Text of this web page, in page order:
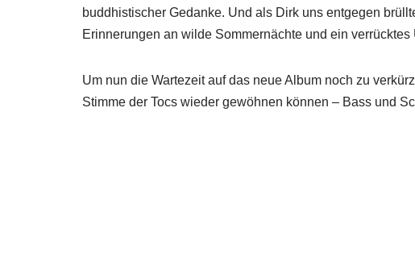
buddhistischer Gedanke. Und als Dirk uns entgegen
Erinnerungen an wilde Sommernächte und ein verrücktes
Um nun die Wartezeit auf das neue Album noch zu
Stimme der Tocs wieder gewöhnen können – Bass und